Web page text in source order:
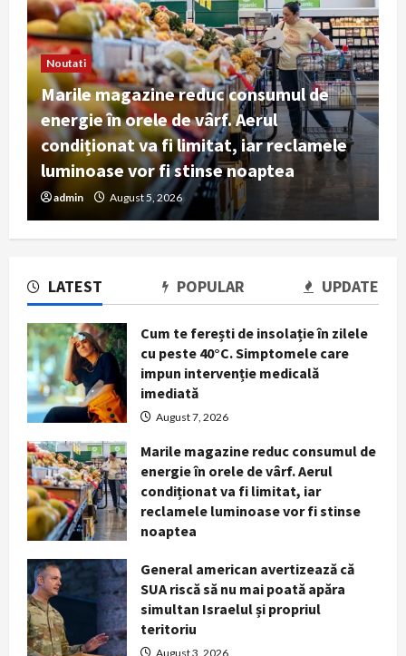
LATEST POPULAR UPDATE
Cum te ferești de insolație în zilele
cu peste 40°C. Simptomele care
impun intervenție medicală
imediată
August 7, 2026
Marile magazine reduc consumul de
energie în orele de vârf. Aerul
condiționat va fi limitat, iar
reclamele luminoase vor fi stinse
noaptea
General american avertizează că
SUA riscă să nu mai poată apăra
simultan Israelul și propriul
teritoriu
August 3, 2026
Noutati
Marile magazine reduc consumul de
energie în orele de vârf. Aerul
condiționat va fi limitat, iar reclamele
luminoase vor fi stinse noaptea
admin August 5, 2026
Marile magazine reduc consumul de
energie în orele de vârf. Aerul
condiționat va fi limitat, iar
reclamele luminoase vor fi stinse
August 5, 2026
General american avertizează că
simultan Israelul și propriul
teritoriu
August 3, 2026
4
proprietăți
July 31, 2026
5
Obiceiul simplu pe care medicii îl
mai lungă. Nu este vorba despre
cafea sau antrenamente intense